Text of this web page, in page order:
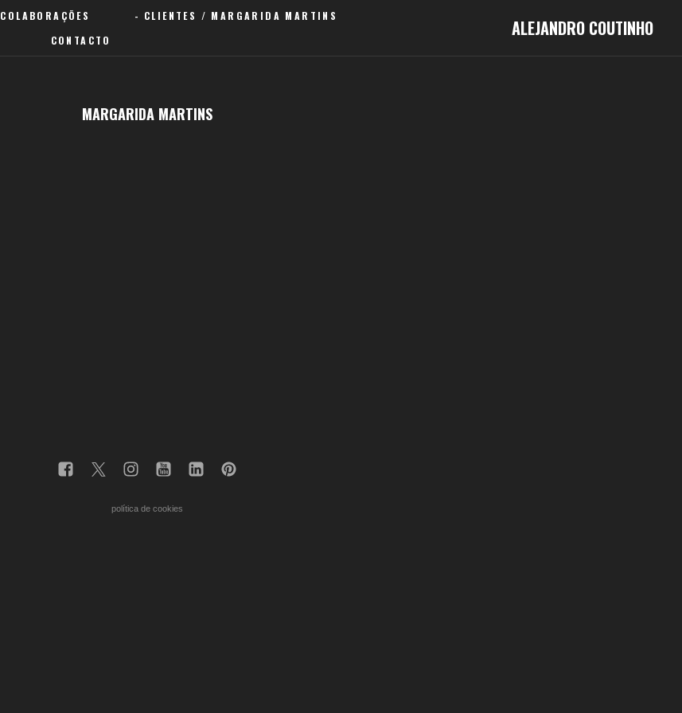
COLABORAÇÕES
CLIENTES / MARGARIDA MARTINS
CONTACTO
ALEJANDRO COUTINHO
MARGARIDA MARTINS
política de cookies